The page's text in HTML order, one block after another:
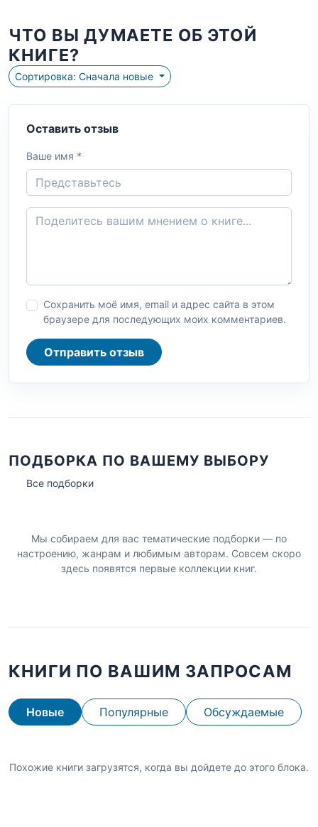
ЧТО ВЫ ДУМАЕТЕ ОБ ЭТОЙ
КНИГЕ?
Сортировка: Сначала новые
Оставить отзыв
Ваше имя *
Сохранить моё имя, email и адрес сайта в этом
браузере для последующих моих комментариев.
Отправить отзыв
ПОДБОРКА ПО ВАШЕМУ ВЫБОРУ
Все подборки
Мы собираем для вас тематические подборки — по
настроению, жанрам и любимым авторам. Совсем скоро
здесь появятся первые коллекции книг.
КНИГИ ПО ВАШИМ ЗАПРОСАМ
Новые Популярные Обсуждаемые
Похожие книги загрузятся, когда вы дойдете до этого блока.